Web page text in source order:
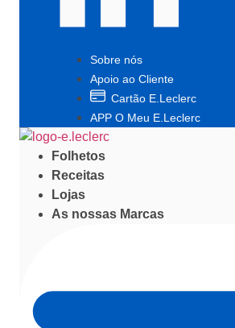
Sobre nós
Apoio ao Cliente
Cartão E.Leclerc
APP O Meu E.Leclerc
Folhetos
Receitas
Lojas
As nossas Marcas